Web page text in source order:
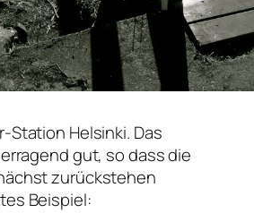
Station Helsinki. Das
gut, so dass die
zurückstehen
Beispiel: